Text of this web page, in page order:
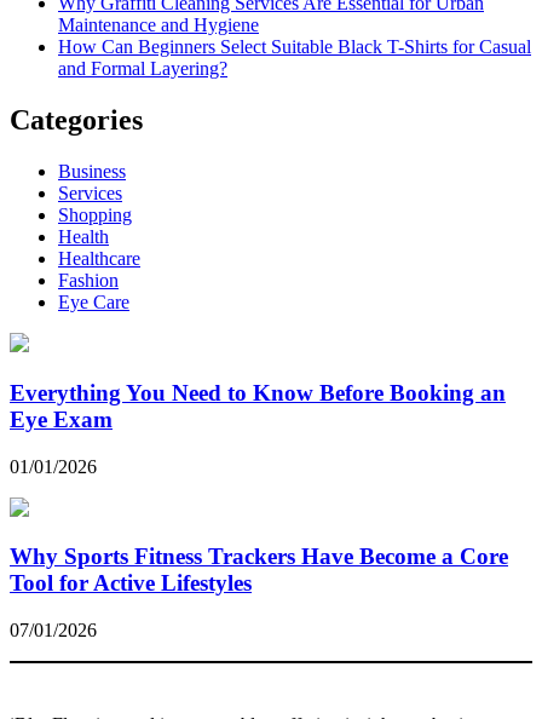
Maintenance and Hygiene
How Can Beginners Select Suitable Black T-Shirts for Casual
and Formal Layering?
Categories
Business
Services
Shopping
Health
Healthcare
Fashion
Eye Care
Everything You Need to Know Before Booking an
Eye Exam
01/01/2026
Why Sports Fitness Trackers Have Become a Core
Tool for Active Lifestyles
07/01/2026